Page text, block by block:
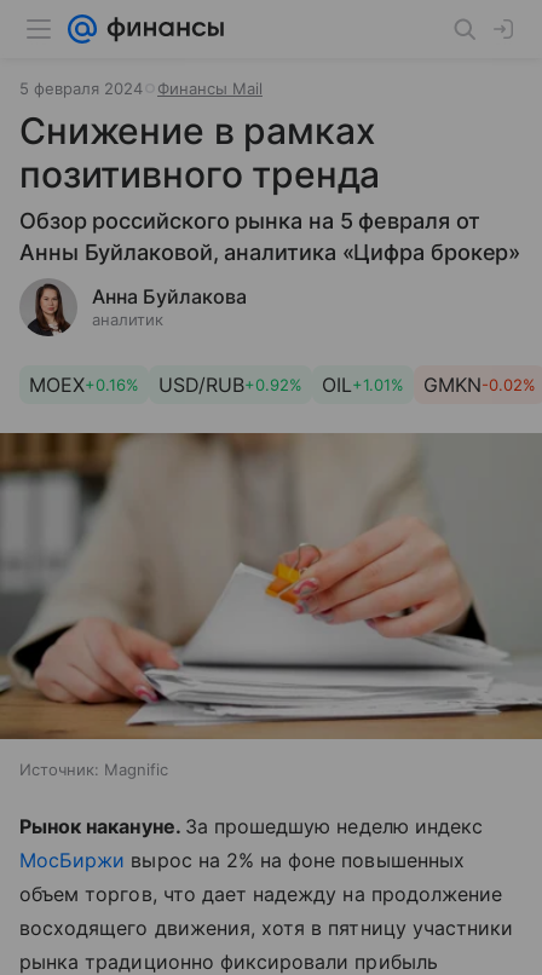
5 февраля 2024 Финансы Mail
Снижение в рамках
позитивного тренда
Обзор российского рынка на 5 февраля от
Анны Буйлаковой, аналитика «Цифра брокер»
Анна Буйлакова
аналитик
MOEX+0.16% USD/RUB+0.92% OIL+1.01% GMKN-0.02%
Источник: Magnific
Рынок накануне. ​ За прошедшую неделю индекс
МосБиржи вырос на 2% на фоне повышенных
объем торгов, что дает надежду на продолжение
восходящего движения, хотя в пятницу участники
рынка традиционно фиксировали прибыль